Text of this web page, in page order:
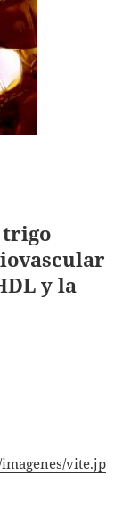
trigo
y la
vite.jp